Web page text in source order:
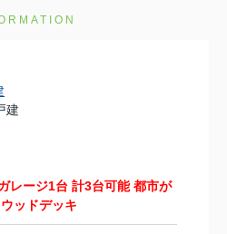
レージ1台 計3台可能 都市が
ッドデッキ